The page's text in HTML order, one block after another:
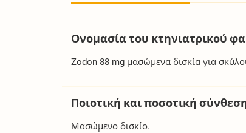
Ονομασία του κτηνιατρικού
Zodon 88 mg μασώμενα δισκία για
Ποιοτική και ποσοτική
Μασώμενο δισκίο.